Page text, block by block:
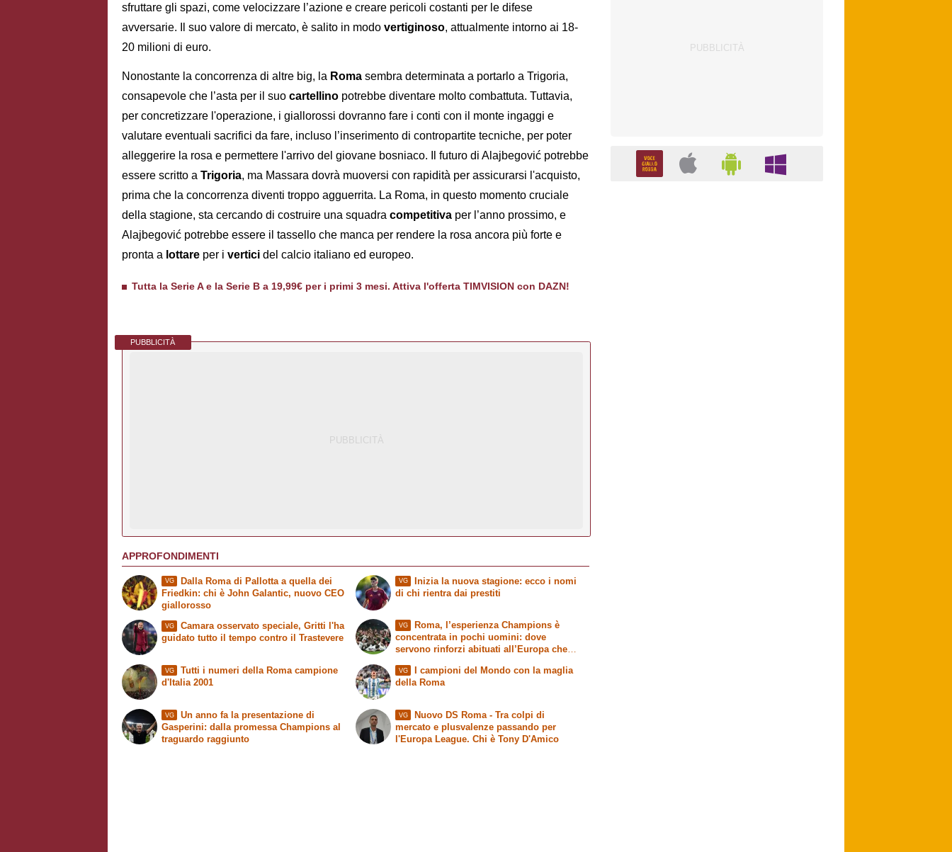
sfruttare gli spazi, come velocizzare l’azione e creare pericoli costanti per le difese
avversarie. Il suo valore di mercato, è salito in modo vertiginoso, attualmente intorno ai 18-
20 milioni di euro.
Nonostante la concorrenza di altre big, la Roma sembra determinata a portarlo a Trigoria,
consapevole che l’asta per il suo cartellino potrebbe diventare molto combattuta. Tuttavia,
per concretizzare l'operazione, i giallorossi dovranno fare i conti con il monte ingaggi e
valutare eventuali sacrifici da fare, incluso l’inserimento di contropartite tecniche, per poter
alleggerire la rosa e permettere l'arrivo del giovane bosniaco. Il futuro di Alajbegović potrebbe
essere scritto a Trigoria, ma Massara dovrà muoversi con rapidità per assicurarsi l'acquisto,
prima che la concorrenza diventi troppo agguerrita. La Roma, in questo momento cruciale
della stagione, sta cercando di costruire una squadra competitiva per l’anno prossimo, e
Alajbegović potrebbe essere il tassello che manca per rendere la rosa ancora più forte e
pronta a lottare per i vertici del calcio italiano ed europeo.
Tutta la Serie A e la Serie B a 19,99€ per i primi 3 mesi. Attiva l'offerta TIMVISION con DAZN!
PUBBLICITÀ
APPROFONDIMENTI
VG
Dalla Roma di Pallotta a quella dei
Friedkin: chi è John Galantic, nuovo CEO
giallorosso
VG
Camara osservato speciale, Gritti l'ha
guidato tutto il tempo contro il Trastevere
VG
Inizia la nuova stagione: ecco i nomi
di chi rientra dai prestiti
VG
Roma, l’esperienza Champions è
concentrata in pochi uomini: dove
servono rinforzi abituati all’Europa che
VG
Tutti i numeri della Roma campione
d'Italia 2001
VG
Un anno fa la presentazione di
Gasperini: dalla promessa Champions al
traguardo raggiunto
VG
I campioni del Mondo con la maglia
della Roma
VG
Nuovo DS Roma - Tra colpi di
mercato e plusvalenze passando per
l'Europa League. Chi è Tony D'Amico